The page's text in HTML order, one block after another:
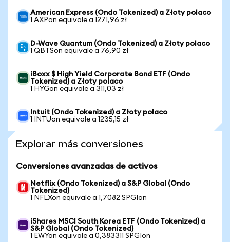
American Express (Ondo Tokenized) a Złoty polaco
1 AXPon equivale a 1271,96 zł
D-Wave Quantum (Ondo Tokenized) a Złoty polaco
1 QBTSon equivale a 76,90 zł
iBoxx $ High Yield Corporate Bond ETF (Ondo
Tokenized) a Złoty polaco
1 HYGon equivale a 311,03 zł
Intuit (Ondo Tokenized) a Złoty polaco
1 INTUon equivale a 1235,15 zł
Explorar más conversiones
Conversiones avanzadas de activos
Netflix (Ondo Tokenized) a S&P Global (Ondo
Tokenized)
1 NFLXon equivale a 1,7082 SPGIon
iShares MSCI South Korea ETF (Ondo Tokenized) a
S&P Global (Ondo Tokenized)
1 EWYon equivale a 0,383311 SPGIon